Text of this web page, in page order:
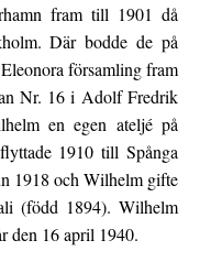
fram till 1901 då
Där bodde de på
församling fram
Nr. 16 i Adolf Fredrik
en egen ateljé på
1910 till Spånga
1918 och Wilhelm gifte
(född 1894). Wilhelm
den 16 april 1940.